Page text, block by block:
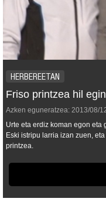
HERBEREETAN
Friso printzea hil
Azken eguneratzea: 2013/08/
Urte eta erdiz koman egon eta
Eski istripu larria izan zuen,
printzea.